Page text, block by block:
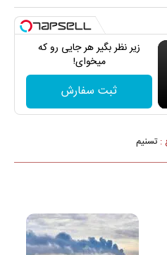
زیر نظر بگیر هر جایی رو که
میخوای!
ثبت سفارش
:تسنیم